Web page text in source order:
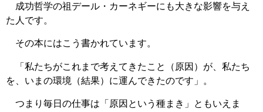
成功哲学の祖デール・カーネギーにも大きな影響を与え
た人です。
その本にはこう書かれています。
「私たちがこれまで考えてきたこと（原因）が、私たち
を、いまの環境（結果）に運んできたのです」。
つまり毎日の仕事は「原因という種まき」ともいえま